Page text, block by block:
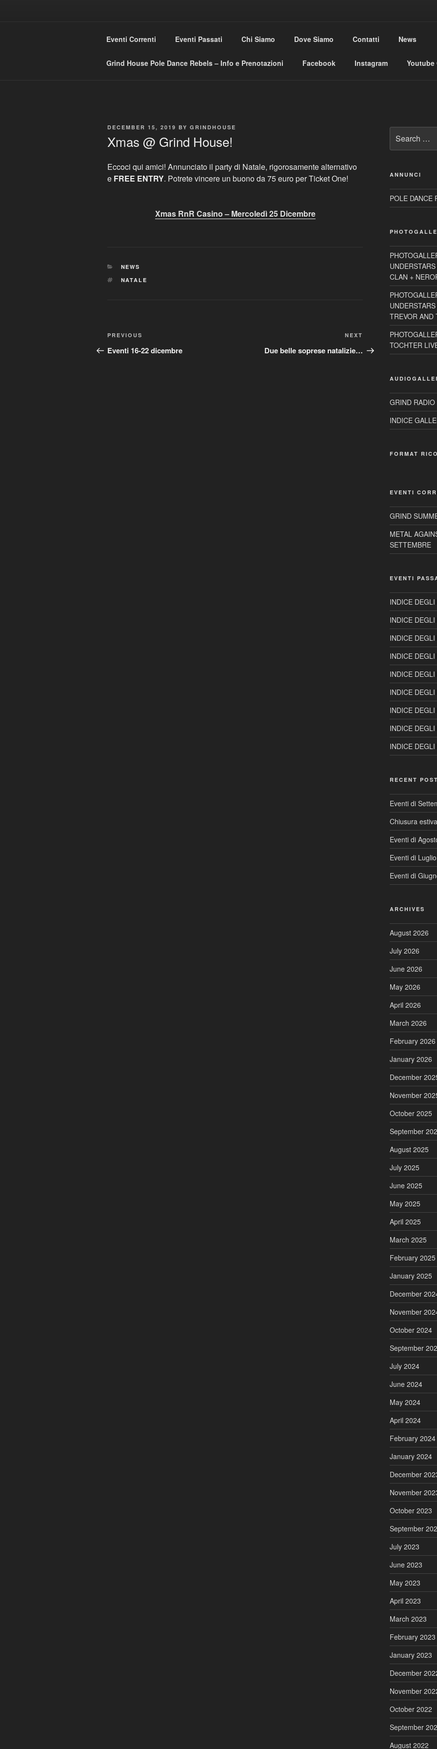
GRIND HOUSE CLUB
Eventi Correnti Eventi Passati Chi Siamo Dove Siamo Contatti News
Grind House Pole Dance Rebels – Info e Prenotazioni Facebook Instagram Youtube
POSTED
DECEMBER 15, 2019 BY GRINDHOUSE
Xmas @ Grind House!
Eccoci qui amici! Annunciato il party di Natale, rigorosamente alternativo
e FREE ENTRY. Potrete vincere un buono da 75 euro per Ticket One!
Xmas RnR Casino – Mercoledì 25 Dicembre
CATEGORIES
NEWS
TAGS
NATALE
Post
navigation
Previous
Post
PREVIOUS
Eventi 16-22 dicembre
Post
NEXT
Due belle soprese natalizie…
for:
ANNUNCI
POLE DANCE
CLAN +
TREVOR AND
TOCHTER
GRIND RADIO
INDICE
FORMAT
EVENTI
GRIND
METAL
SETTEMBRE
EVENTI
INDICE
INDICE
INDICE
INDICE
INDICE
INDICE
INDICE
INDICE
INDICE
RECENT
Eventi di
Chiusura
Eventi di
Eventi di
Eventi di
ARCHIVES
August 2026
July 2026
June 2026
May 2026
April 2026
March 2026
February 2026
January 2026
December
November
October 2025
September
August 2025
July 2025
June 2025
May 2025
April 2025
March 2025
February 2025
January 2025
December
November
October 2024
September
July 2024
June 2024
May 2024
April 2024
February 2024
January 2024
December
November
October 2023
September
July 2023
June 2023
May 2023
April 2023
March 2023
February 2023
January 2023
December
November
October 2022
September
August 2022